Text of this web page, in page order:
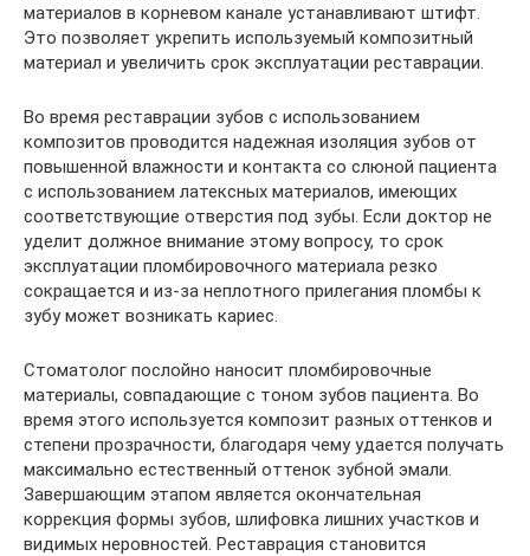
материалов в корневом канале устанавливают штифт.
Это позволяет укрепить используемый композитный
материал и увеличить срок эксплуатации реставрации.
Во время реставрации зубов с использованием
композитов проводится надежная изоляция зубов от
повышенной влажности и контакта со слюной пациента
с использованием латексных материалов, имеющих
соответствующие отверстия под зубы. Если доктор не
уделит должное внимание этому вопросу, то срок
эксплуатации пломбировочного материала резко
сокращается и из-за неплотного прилегания пломбы к
зубу может возникать кариес.
Стоматолог послойно наносит пломбировочные
материалы, совпадающие с тоном зубов пациента. Во
время этого используется композит разных оттенков и
степени прозрачности, благодаря чему удается получать
максимально естественный оттенок зубной эмали.
Завершающим этапом является окончательная
коррекция формы зубов, шлифовка лишних участков и
видимых неровностей. Реставрация становится